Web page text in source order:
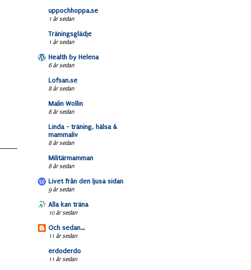
uppochhoppa.se
1 år sedan
Träningsglädje
1 år sedan
Health by Helena
6 år sedan
Lofsan.se
8 år sedan
Malin Wollin
8 år sedan
Linda - träning, hälsa &
mammaliv
8 år sedan
Militärmamman
8 år sedan
Livet från den ljusa sidan
9 år sedan
Alla kan träna
10 år sedan
Och sedan...
11 år sedan
erdoderdo
11 år sedan